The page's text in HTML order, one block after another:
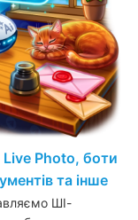
Photo, боти
та інше
ШІ-